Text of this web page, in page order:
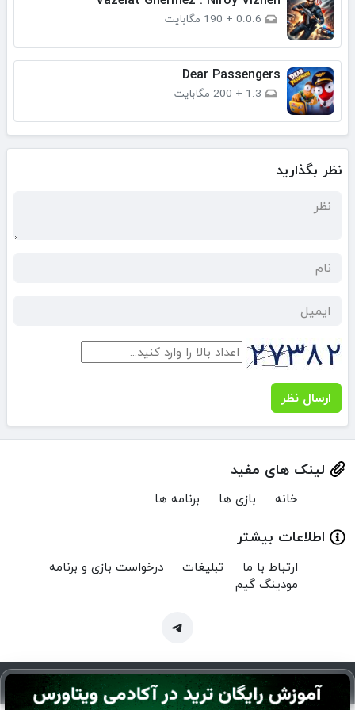
0.0.6
+ 190 مگابایت
Dear Passengers
1.3
+ 200 مگابایت
نظر بگذارید
ارسال نظر
لینک های مفید
خانه بازی ها برنامه ها
اطلاعات بیشتر
ارتباط با ما تبلیغات
درخواست بازی و برنامه
مودینگ گیم
Copyright © 2024 MenuMod.ir | تمام حقوق برای منو مود محفوظ است.